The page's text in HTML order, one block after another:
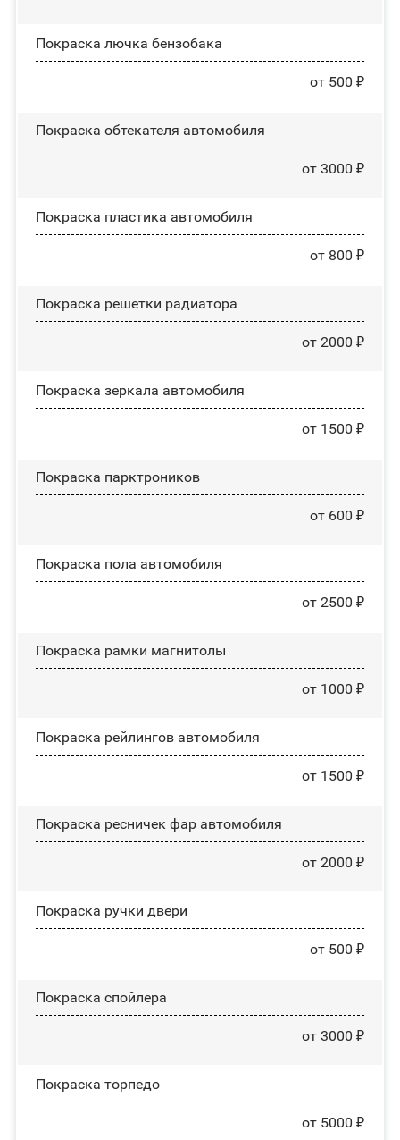
Покраска лючка бензобака
от 500 ₽
Покраска обтекателя автомобиля
от 3000 ₽
Покраска пластика автомобиля
от 800 ₽
Покраска решетки радиатора
от 2000 ₽
Покраска зеркала автомобиля
от 1500 ₽
Покраска парктроников
от 600 ₽
Покраска пола автомобиля
от 2500 ₽
Покраска рамки магнитолы
от 1000 ₽
Покраска рейлингов автомобиля
от 1500 ₽
Покраска ресничек фар автомобиля
от 2000 ₽
Покраска ручки двери
от 500 ₽
Покраска спойлера
от 3000 ₽
Покраска торпедо
от 5000 ₽